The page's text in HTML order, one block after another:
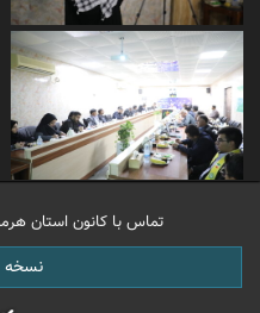
تماس با کانون استان